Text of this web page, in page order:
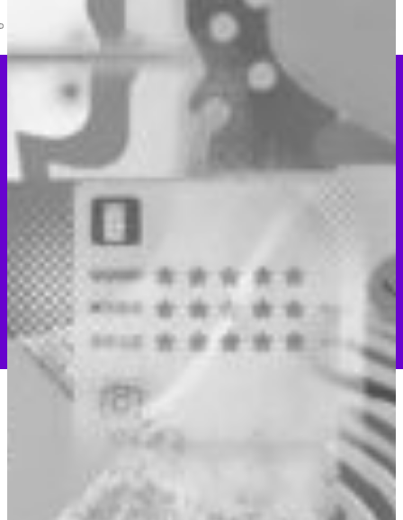
ENTERING CHINA
WINNING IN CHINA
CHINA MARKET
INTELLIGENCE
SPECIALIST
PERSPECTIVES
案例展示